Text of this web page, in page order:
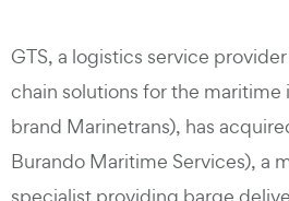
GTS, a logistics service
chain solutions for the
brand Marinetrans), has
Burando Maritime Services), a